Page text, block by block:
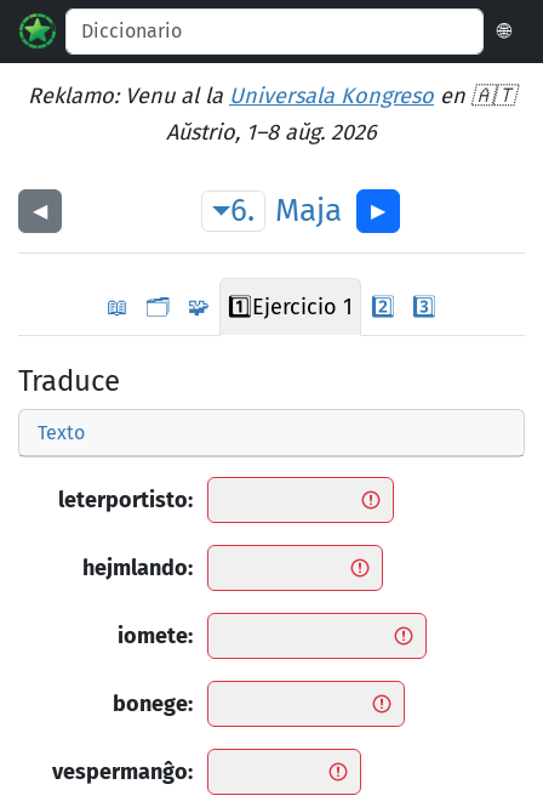
🌐
Reklamo: Venu al la Universala Kongreso en 🇦🇹
Aŭstrio, 1–8 aŭg. 2026
◀︎ 6. Maja ▶︎
📖 🗂️ 🧩 1️⃣Ejercicio 1 2️⃣ 3️⃣
Traduce
Texto
leterportisto:
hejmlando:
iomete:
bonege:
vespermanĝo: